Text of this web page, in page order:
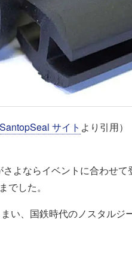
SantopSeal サイト より引用）
よならイベントに合わせて
でした。
い、国鉄時代のノスタルジ